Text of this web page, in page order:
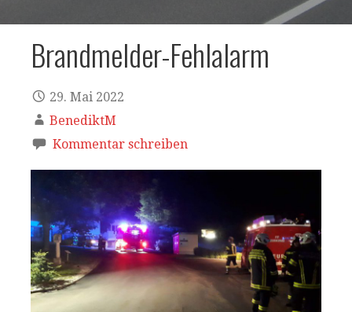
Brandmelder-Fehlalarm
29. Mai 2022
BenediktM
Kommentar schreiben